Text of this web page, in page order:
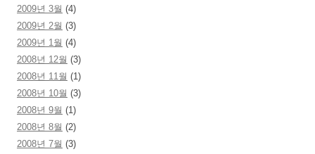
2009년 3월 (4)
2009년 2월 (3)
2009년 1월 (4)
2008년 12월 (3)
2008년 11월 (1)
2008년 10월 (3)
2008년 9월 (1)
2008년 8월 (2)
2008년 7월 (3)